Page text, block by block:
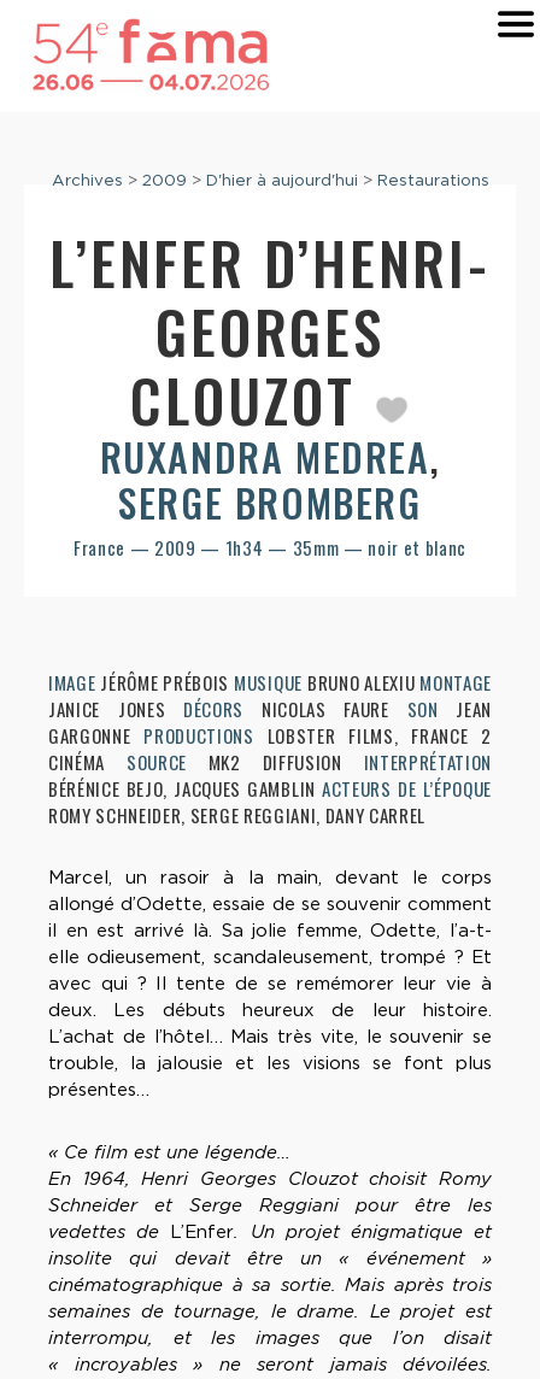
Archives > 2009 > D'hier à aujourd'hui > Restaurations
L’ENFER D’HENRI-
GEORGES
CLOUZOT
RUXANDRA MEDREA,
SERGE BROMBERG
France — 2009 — 1h34 — 35mm — noir et blanc
IMAGE JÉRÔME PRÉBOIS MUSIQUE BRUNO ALEXIU MONTAGE
JANICE JONES DÉCORS NICOLAS FAURE SON JEAN
GARGONNE PRODUCTIONS LOBSTER FILMS, FRANCE 2
CINÉMA SOURCE MK2 DIFFUSION INTERPRÉTATION
BÉRÉNICE BEJO, JACQUES GAMBLINACTEURS DE L’ÉPOQUE
ROMY SCHNEIDER, SERGE REGGIANI, DANY CARREL
Marcel, un rasoir à la main, devant le corps
allongé d’Odette, essaie de se souvenir comment
il en est arrivé là. Sa jolie femme, Odette, l’a-t-
elle odieusement, scandaleusement, trompé ? Et
avec qui ? Il tente de se remémorer leur vie à
deux. Les débuts heureux de leur histoire.
L’achat de l’hôtel… Mais très vite, le souvenir se
trouble, la jalousie et les visions se font plus
présentes…
« Ce film est une légende…
En 1964, Henri Georges Clouzot choisit Romy
Schneider et Serge Reggiani pour être les
vedettes de
L’Enfer. Un projet énigmatique et
insolite qui devait être un « événement »
cinématographique à sa sortie. Mais après trois
semaines de tournage, le drame. Le projet est
interrompu, et les images que l’on disait
« incroyables » ne seront jamais dévoilées.